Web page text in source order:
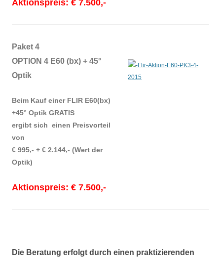
Aktionspreis: € 7.500,-
Paket 4
OPTION 4 E60 (bx) + 45°
Optik
Beim Kauf einer FLIR E60(bx)
+45° Optik GRATIS
ergibt sich einen Preisvorteil
von
€ 995,- + € 2.144,- (Wert der
Optik)
Aktionspreis: € 7.500,-
Die Beratung erfolgt durch einen praktizierenden